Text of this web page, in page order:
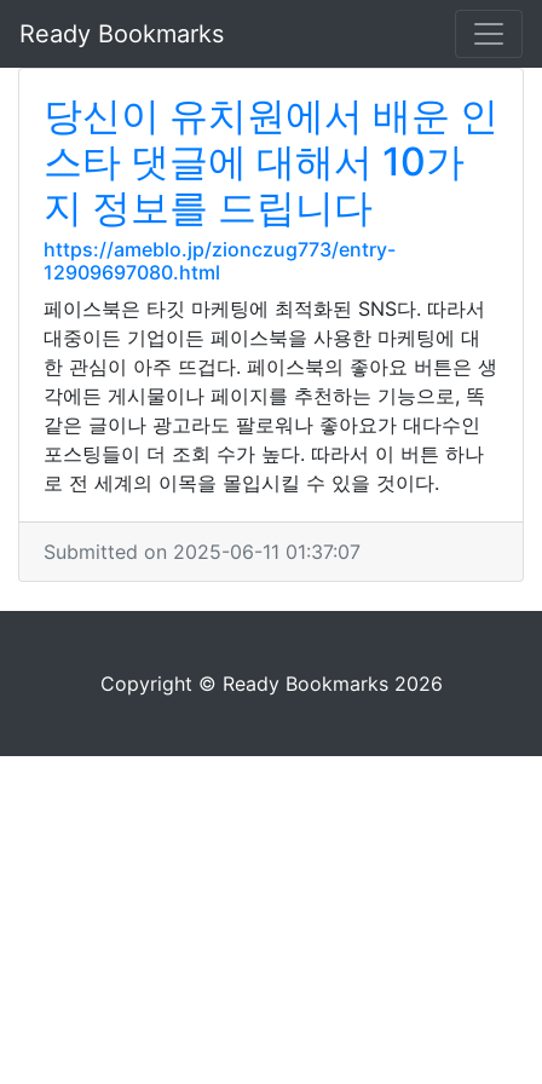
Ready Bookmarks
당신이 유치원에서 배운 인
스타 댓글에 대해서 10가
지 정보를 드립니다
https://ameblo.jp/zionczug773/entry-
12909697080.html
페이스북은 타깃 마케팅에 최적화된 SNS다. 따라서
대중이든 기업이든 페이스북을 사용한 마케팅에 대
한 관심이 아주 뜨겁다. 페이스북의 좋아요 버튼은 생
각에든 게시물이나 페이지를 추천하는 기능으로, 똑
같은 글이나 광고라도 팔로워나 좋아요가 대다수인
포스팅들이 더 조회 수가 높다. 따라서 이 버튼 하나
로 전 세계의 이목을 몰입시킬 수 있을 것이다.
Submitted on 2025-06-11 01:37:07
Copyright © Ready Bookmarks 2026